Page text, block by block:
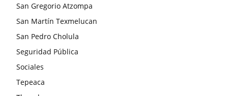
San Gregorio Atzompa
San Martín Texmelucan
San Pedro Cholula
Seguridad Pública
Sociales
Tepeaca